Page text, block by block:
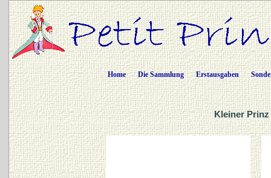
Home Die Sammlung Erstausgaben
Kleiner Prinz